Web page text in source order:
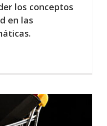
los conceptos
en las